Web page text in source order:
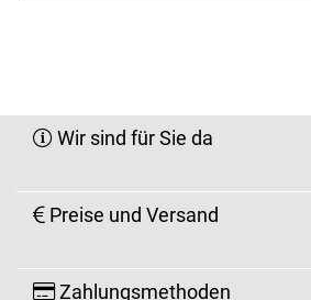
Wir sind für Sie da
Preise und Versand
Zahlungsmethoden